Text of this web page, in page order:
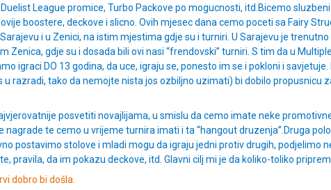
Duelist League promice, Turbo Packove po mogucnosti, itd.Bicemo
boostere, deckove i slicno. Ovih mjesec dana cemo poceti sa Fairy
i u Zenici, na istim mjestima gdje su i turniri. U Sarajevu je
Zenica, gdje su i dosada bili ovi nasi “frendovski” turniri. S tim da u
igraci DO 13 godina, da uce, igraju se, ponesto im se i pokloni i
u razradi, tako da nemojte nista jos ozbiljno uzimati) bi dobilo propusnicu
posvetiti novajlijama, u smislu da cemo imate neke
nagrade te cemo u vrijeme turnira imati i ta “hangout druzenja”.Druga
postavimo stolove i mladi mogu da igraju jedni protiv drugih, podjelimo
pravila, da im pokazu deckove, itd. Glavni cilj mi je da koliko-toliko
dobro bi došla.